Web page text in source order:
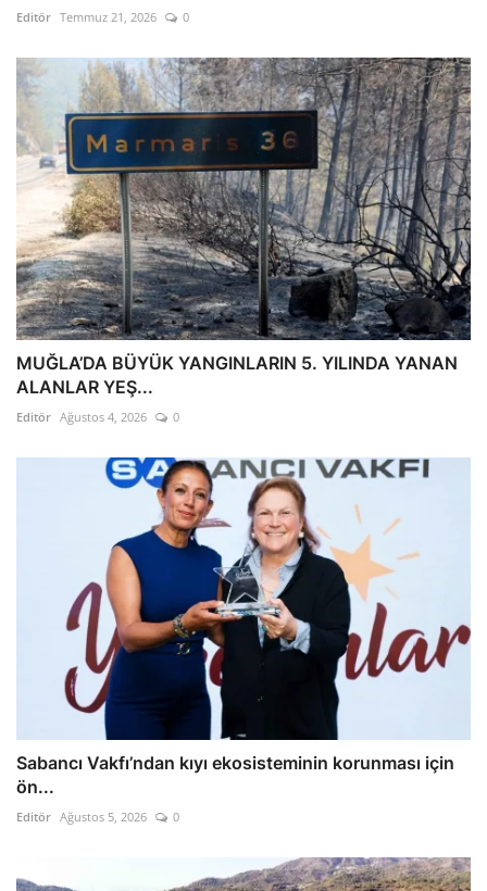
Editör Temmuz 21, 2026 0
MUĞLA’DA BÜYÜK YANGINLARIN 5. YILINDA YANAN
ALANLAR YEŞ...
Editör Ağustos 4, 2026 0
Sabancı Vakfı’ndan kıyı ekosisteminin korunması için
ön...
Editör Ağustos 5, 2026 0